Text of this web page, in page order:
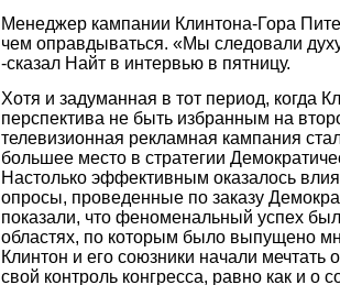
Менеджер кампании Клинтона-Гора
чем оправдываться. «Мы следовали
-сказал Найт в интервью в пятницу.
Хотя и задуманная в тот период, когда
перспектива не быть избранным на
телевизионная рекламная кампания
большее место в стратегии
Настолько эффективным оказалось
опросы, проведенные по заказу
показали, что феноменальный успех был
областях, по которым было выпущено
Клинтон и его союзники начали мечтать
свой контроль конгресса, равно как и о